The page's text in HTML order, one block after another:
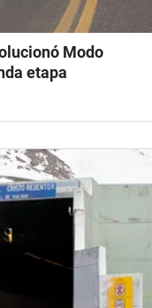
Modo
etapa